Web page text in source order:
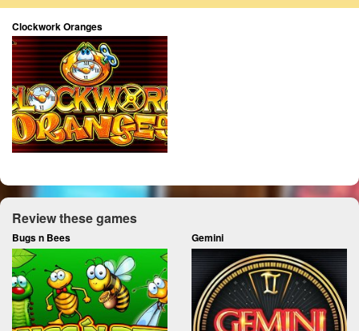
Clockwork Oranges
Review these games
Bugs n Bees Gemini